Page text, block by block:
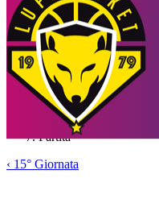
CalendarioRisultati e Classifica
Migliori TabelloneFormula
Home
/
Serie A1
/
15° Giornata
Partita
‹ 15° Giornata